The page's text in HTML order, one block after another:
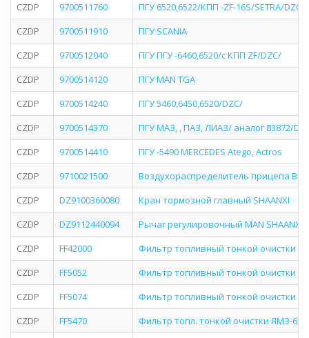
CZDP
9700511760
ПГУ 6520,6522/КПП -ZF-16S/SETRA/DZC/
CZDP
9700511910
ПГУ SCANIA
CZDP
9700512040
ПГУ ПГУ -6460,6520/с КПП ZF/DZC/
CZDP
9700514120
ПГУ MAN TGA
CZDP
9700514240
ПГУ 5460,6450,6520/DZC/
CZDP
9700514370
ПГУ МАЗ, , ПАЗ, ЛИАЗ/ аналог 83872/
CZDP
9700514410
ПГУ -5490 MERCEDES Atego, Actros
CZDP
9710021500
Воздухораспределитель прицепа
CZDP
DZ9100360080
Кран тормозной главный SHAANXI
CZDP
DZ9112440094
Рычаг регулировочный MAN SHAANXI
CZDP
FF42000
Фильтр топливный тонкой очистки
CZDP
FF5052
Фильтр топливный тонкой очистки
CZDP
FF5074
Фильтр топливный тонкой очистки
CZDP
FF5470
Фильтр топл. тонкой очистки ЯМЗ-